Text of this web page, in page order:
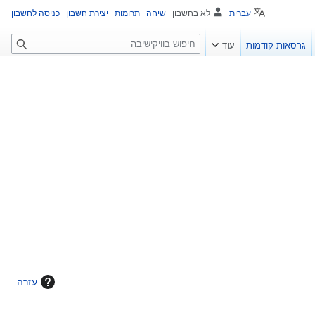
עזרה
עברית לא בחשבון שיחה תרומות יצירת חשבון כניסה לחשבון
גרסאות קודמות עוד
ח
י